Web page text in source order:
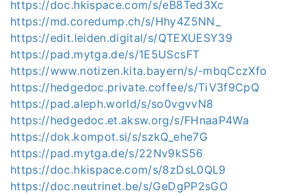
https://doc.hkispace.com/s/eB8Ted3Xc
https://md.coredump.ch/s/Hhy4Z5NN_
https://edit.leiden.digital/s/QTEXUESY39
https://pad.mytga.de/s/1E5UScsFT
https://www.notizen.kita.bayern/s/-mbqCczXfo
https://hedgedoc.private.coffee/s/TiV3f9CpQ
https://pad.aleph.world/s/so0vgvvN8
https://hedgedoc.et.aksw.org/s/FHnaaP4Wa
https://dok.kompot.si/s/szkQ_ehe7G
https://pad.mytga.de/s/22Nv9kS56
https://doc.hkispace.com/s/8zDsL0QL9
https://doc.neutrinet.be/s/GeDgPP2sGO